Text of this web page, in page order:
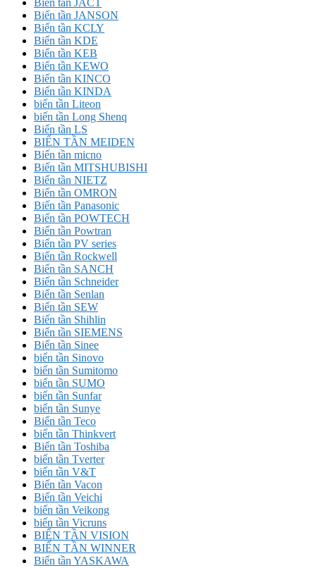
Biến tần JACT
Biến tần JANSON
Biến tần KCLY
Biến tần KDE
Biến tần KEB
Biến tần KEWO
Biến tần KINCO
Biến tần KINDA
biến tần Liteon
biến tần Long Shenq
Biến tần LS
BIẾN TẦN MEIDEN
Biến tần micno
Biến tần MITSHUBISHI
Biến tần NIETZ
Biến tần OMRON
Biến tần Panasonic
Biến tần POWTECH
Biến tần Powtran
Biến tần PV series
Biến tần Rockwell
Biến tần SANCH
Biến tần Schneider
Biến tần Senlan
Biến tần SEW
Biến tần Shihlin
Biến tần SIEMENS
Biến tần Sinee
biến tần Sinovo
biến tần Sumitomo
biến tần SUMO
biến tần Sunfar
biến tần Sunye
Biến tần Teco
biến tần Thinkvert
Biến tần Toshiba
biến tần Tverter
biến tần V&T
Biến tần Vacon
Biến tần Veichi
biến tần Veikong
biến tần Vicruns
BIẾN TẦN VISION
BIẾN TẦN WINNER
Biến tần YASKAWA